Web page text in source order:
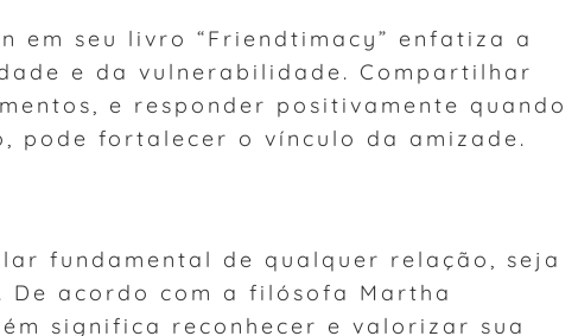
em seu livro “Friendtimacy” enfatiza a
e da vulnerabilidade. Compartilhar
e responder positivamente quando
pode fortalecer o vínculo da amizade.
fundamental de qualquer relação, seja
De acordo com a filósofa Martha
significa reconhecer e valorizar sua